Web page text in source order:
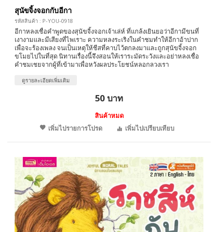
สุนัขจิ้งจอกกับอีกา
รหัสสินค้า : P-YOU-0918
อีกาหลงเชื่อคำพูดของสุนัขจิ้งจอกเจ้าเล่ห์ ที่แกล้งเยินยอว่าอีกามีขนที่
เงางามและมีเสียงที่ไพเราะ ความหลงระเริงในคำชมทำให้อีกาอ้าปาก
เพื่อจะร้องเพลง จนเป็นเหตุให้ชีสที่คาบไว้ตกลงมาและถูกสุนัขจิ้งจอก
ขโมยไปในที่สุด นิทานเรื่องนี้จึงสอนให้เราระมัดระวังและอย่าหลงเชื่อ
คำชมเชยจากผู้ที่เข้ามาเพื่อหวังผลประโยชน์หลอกลวงเรา
ดูรายละเอียดเพิ่มเติม
50 บาท
สินค้าหมด
เพิ่มไปรายการโปรด
เพิ่มไปเปรียบเทียบ